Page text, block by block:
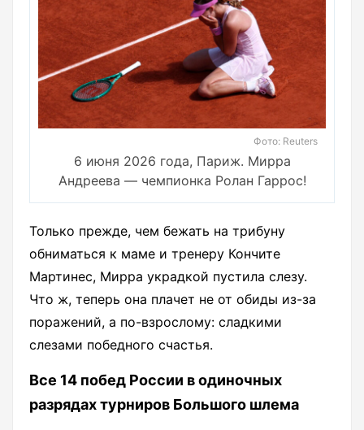
Фото: Reuters
6 июня 2026 года, Париж. Мирра
Андреева — чемпионка Ролан Гаррос!
Только прежде, чем бежать на трибуну
обниматься к маме и тренеру Кончите
Мартинес, Мирра украдкой пустила слезу.
Что ж, теперь она плачет не от обиды из-за
поражений, а по-взрослому: сладкими
слезами победного счастья.
Все 14 побед России в одиночных
разрядах турниров Большого шлема